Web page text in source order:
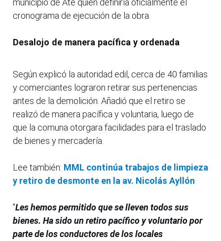
municipio de Ate quien definiría oficialmente el
cronograma de ejecución de la obra.
Desalojo de manera pacífica y ordenada
Según explicó la autoridad edil, cerca de 40 familias
y comerciantes lograron retirar sus pertenencias
antes de la demolición. Añadió que el retiro se
realizó de manera pacífica y voluntaria, luego de
que la comuna otorgara facilidades para el traslado
de bienes y mercadería.
Lee también: MML continúa trabajos de limpieza
y retiro de desmonte en la av. Nicolás Ayllón
"Les hemos permitido que se lleven todos sus
bienes. Ha sido un retiro pacífico y voluntario por
parte de los conductores de los locales